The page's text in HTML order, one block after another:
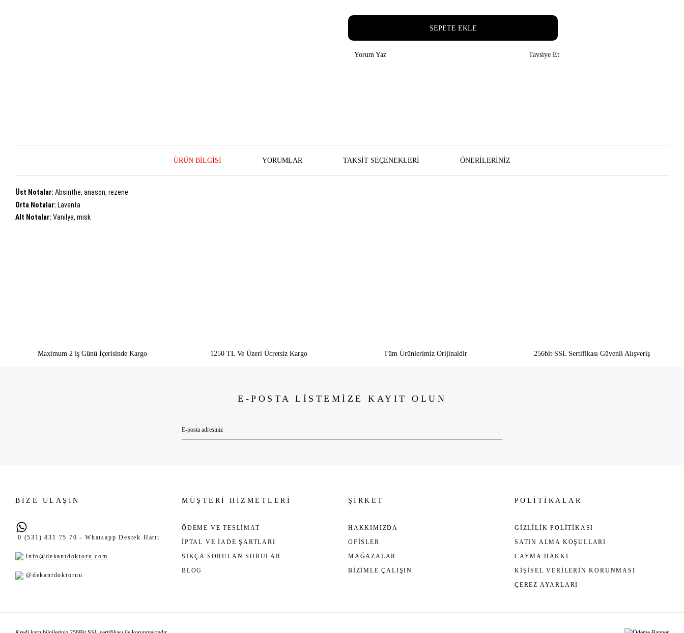
SEPETE EKLE
Yorum Yaz Tavsiye Et
ÜRÜN BILGISI YORUMLAR TAKSIT SEÇENEKLERI ÖNERILERINIZ
Üst Notalar: Absinthe, anason, rezene
Orta Notalar: Lavanta
Alt Notalar: Vanilya, misk
Maximum 2 iş Günü İçerisinde Kargo 1250 TL Ve Üzeri Ücretsiz Kargo Tüm Ürünlerimiz Orijinaldir 256bit SSL Sertifikası Güvenli Alışveriş
E-POSTA LİSTEMİZE KAYIT OLUN
BİZE ULAŞIN
0 (531) 831 75 70 - Whatsapp Destek Hattı
info@dekantdoktoru.com
@dekantdoktoruu
MÜŞTERİ HİZMETLERİ
ÖDEME VE TESLİMAT
İPTAL VE İADE ŞARTLARI
SIKÇA SORULAN SORULAR
BLOG
ŞİRKET
HAKKIMIZDA
OFİSLER
MAĞAZALAR
BİZİMLE ÇALIŞIN
POLİTİKALAR
GİZLİLİK POLİTİKASI
SATIN ALMA KOŞULLARI
CAYMA HAKKI
KİŞİSEL VERİLERİN KORUNMASI
ÇEREZ AYARLARI